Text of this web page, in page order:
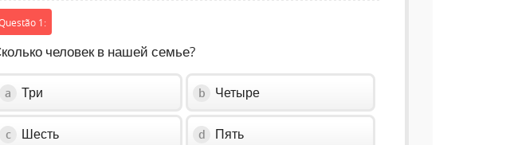
1:
человек в нашей семье?
a Три b Четыре
c Шесть d Пять